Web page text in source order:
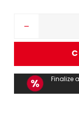
－
Finalize